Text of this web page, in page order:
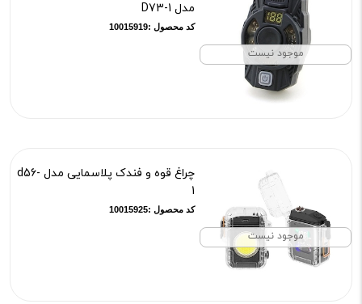
موجود نیست
مدل D73-1
کد محصول :10015919
موجود نیست
چراغ قوه و فندک پلاسمایی مدل d56-
1
کد محصول :10015925